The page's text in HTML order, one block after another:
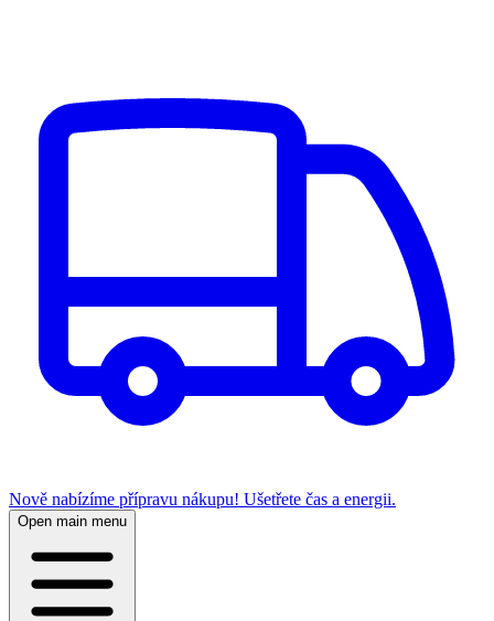
Nově nabízíme přípravu nákupu! Ušetřete čas a energii.
Open main menu